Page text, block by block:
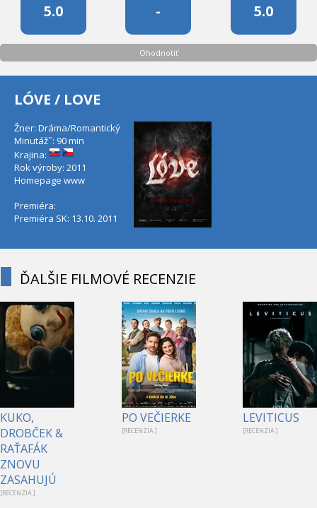
5.0 - 5.0
Ohodnotiť
LÓVE / LOVE
Žner: Dráma/Romantický
Minutáž˝: 90 min
Krajina:
Rok výroby: 2011
Homepage www
Premiéra:
Premiéra SK: 13.10. 2011
ĎALŠIE FILMOVÉ RECENZIE
KUKO,
DROBČEK &
RAŤAFÁK
ZNOVU
ZASAHUJÚ
[RECENZIA ]
PO VEČIERKE
[RECENZIA ]
LEVITICUS
[RECENZIA ]